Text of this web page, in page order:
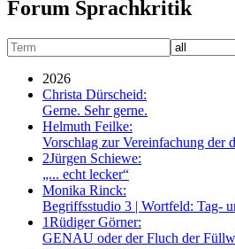
Forum Sprachkritik
2026
Christa Dürscheid:
Gerne. Sehr gerne.
Helmuth Feilke:
Vorschlag zur Vereinfachung der
2Jürgen Schiewe:
„... echt lecker“
Monika Rinck:
Begriffsstudio 3 | Wortfeld: Tag-
1Rüdiger Görner:
GENAU oder der Fluch der